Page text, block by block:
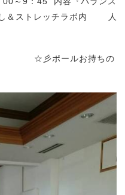
＆ストレッチラボ内 人
☆彡ポールお持ちの